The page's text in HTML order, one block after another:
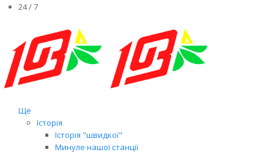
24 / 7
Ще
Історія
Історія "швидкої"
Минуле нашої станції